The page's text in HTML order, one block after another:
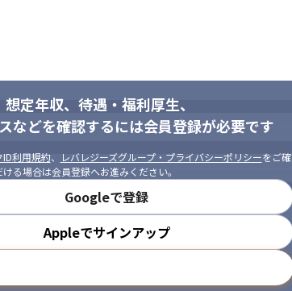
想定年収、待遇・福利厚生、
などを確認するには会員登録が必要です
ID利用規約、 レバレジーズグループ・プライバシーポリシーをご確
る場合は会員登録へお進みください。
Googleで登録
Appleでサインアップ